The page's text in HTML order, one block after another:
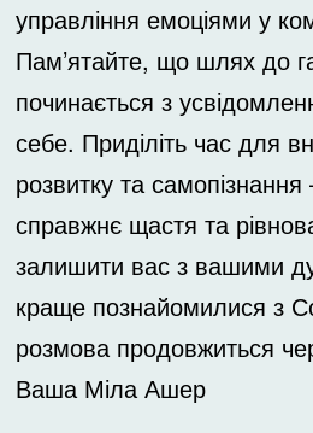
управління емоціями у
Пам’ятайте, що шлях до
починається з
себе. Приділіть час для
розвитку та самопізнання
справжнє щастя та
залишити вас з вашими
краще познайомилися з
розмова продовжиться
Ваша Міла Ашер